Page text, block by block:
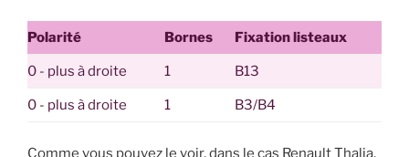
Polarité Bornes Fixation listeaux
0 - plus à droite 1 B13
0 - plus à droite 1 B3/B4
Comme vous pouvez le voir, dans le cas Renault Thalia,